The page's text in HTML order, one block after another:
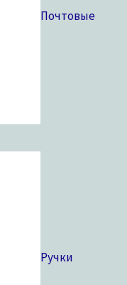
Почтовые
Ручки